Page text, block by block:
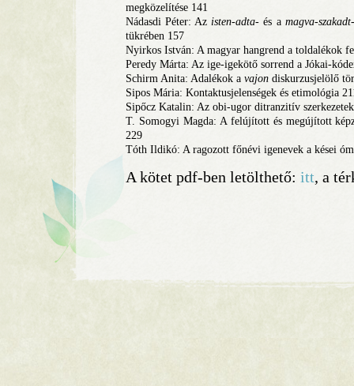
megközelítése 141
Nádasdi Péter: Azisten-adta- és a magva-szakadt
tükrében 157
Nyirkos István: A magyar hangrend a toldalékok
Peredy Márta: Az ige-igekötő sorrend a Jókai-
Schirm Anita: Adalékok a vajon diskurzusjelölő
Sipos Mária: Kontaktusjelenségek és etimológia
Sipőcz Katalin: Az obi-ugor ditranzitív
T. Somogyi Magda: A felújított és megújított
229
Tóth Ildikó: A ragozott főnévi igenevek a kései
A kötet pdf-ben letölthető: itt, a